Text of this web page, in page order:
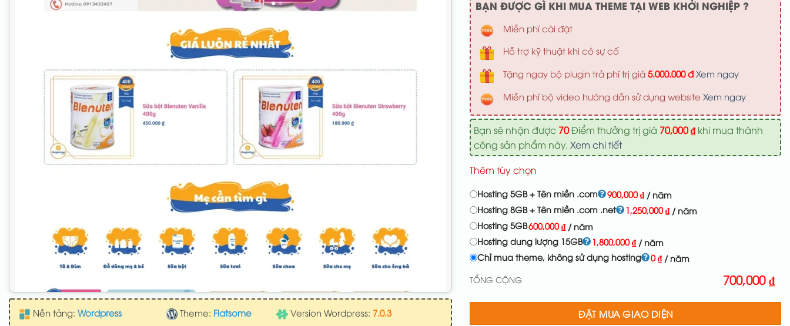
Nền tảng: Wordpress Theme: Flatsome Version Wordpress: 7.0.3
BẠN ĐƯỢC GÌ KHI MUA THEME TẠI WEB KHỞI NGHIỆP ?
Miễn phí cài đặt
Hỗ trợ kỹ thuật khi có sự cố
Tặng ngay bộ plugin trả phí trị giá 5.000.000 đ Xem ngay
Miễn phí bộ video hướng dẫn sử dụng website Xem ngay
Bạn sẽ nhận được 70Điểm thưởng trị giá 70,000₫khi mua thành
công sản phẩm này. Xem chi tiết
Thêm tùy chọn
Hosting 5GB + Tên miền .com 900,000₫ / năm
Hosting 8GB + Tên miền .com .net
1,250,000₫ / năm
Hosting 5GB600,000₫ / năm
Hosting dung lượng 15GB
1,800,000₫ / năm
Chỉ mua theme, không sử dụng hosting
0₫ / năm
TỔNG CỘNG
700,000₫
ĐẶT MUA GIAO DIỆN